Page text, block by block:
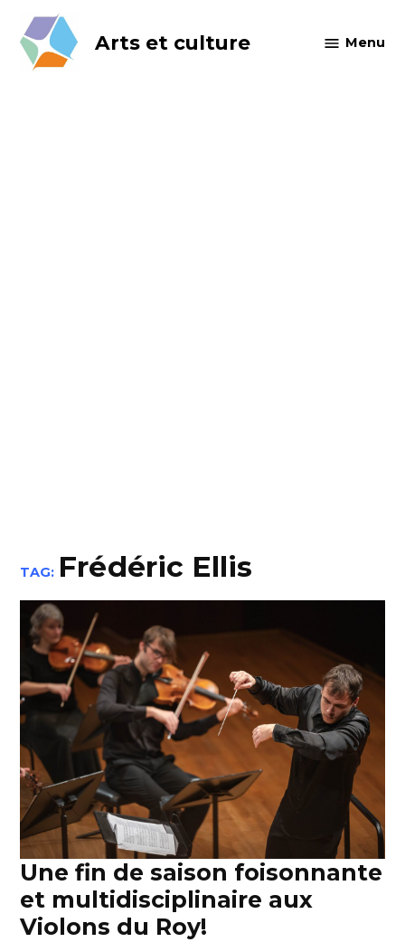
content
Arts et culture Menu
TAG: Frédéric Ellis
Une fin de saison foisonnante
et multidisciplinaire aux
Violons du Roy!